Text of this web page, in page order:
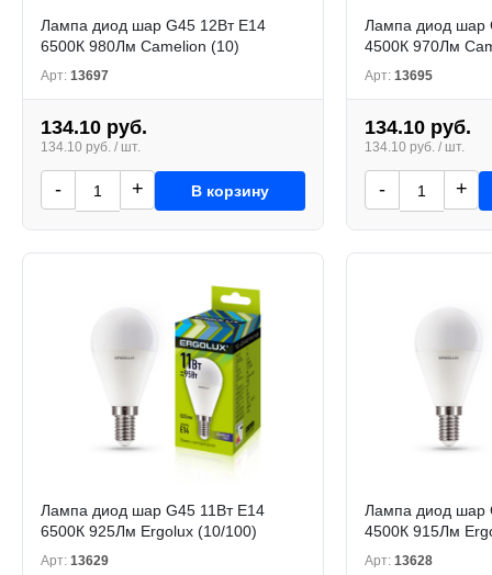
Лампа диод шар G45 12Вт Е14
6500К 980Лм Camelion (10)
Арт: 13697
134.10 руб.
134.10 руб. / шт.
- + В корзину
Лампа диод шар
4500К 970Лм
Арт: 13695
134.10 руб.
134.10 руб. / шт.
- +
Лампа диод шар G45 11Вт Е14
6500К 925Лм Ergolux (10/100)
Арт: 13629
Лампа диод шар
4500К 915Лм
Арт: 13628